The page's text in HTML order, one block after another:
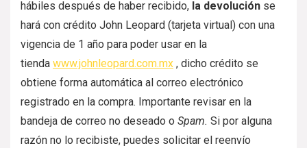
hábiles después de haber recibido, la devolución se
hará con crédito John Leopard (tarjeta virtual) con una
vigencia de 1 año para poder usar en la
tienda www.johnleopard.com.mx , dicho crédito se
obtiene forma automática al correo electrónico
registrado en la compra. Importante revisar en la
bandeja de correo no deseado o Spam. Si por alguna
razón no lo recibiste, puedes solicitar el reenvío